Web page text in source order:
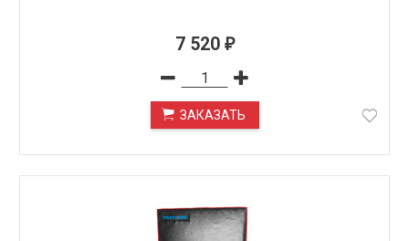
7 520 ₽
ЗАКАЗАТЬ